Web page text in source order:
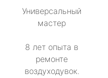
Универсальный
мастер
8 лет опыта в
ремонте
воздуходувок.